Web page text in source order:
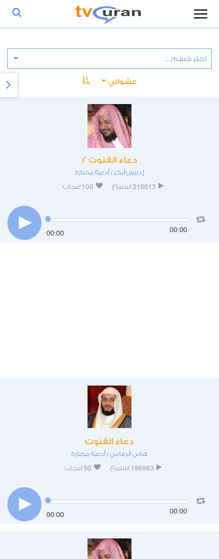
عشوائي
دعاء القنوت 2
إدريس أبكر / أدعية مختارة
316613 استماع 100 اعجاب
00:00 00:00
دعاء القنوت
هاني الرفاعي/أدعية مختارة
196963 استماع 50 اعجاب
00:00 00:00